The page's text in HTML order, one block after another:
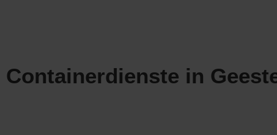
Containerdienste in